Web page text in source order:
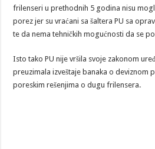
frilenseri u prethodnih 5 godina nisu
porez jer su vraćani sa šaltera PU sa
te da nema tehničkih mogućnosti da se
Isto tako PU nije vršila svoje zakonom
preuzimala izveštaje banaka o deviznom
poreskim rešenjima o dugu frilensera.